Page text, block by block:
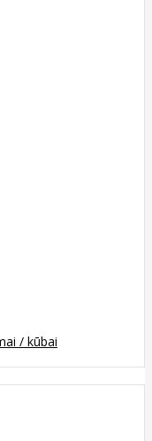
/ kūbai